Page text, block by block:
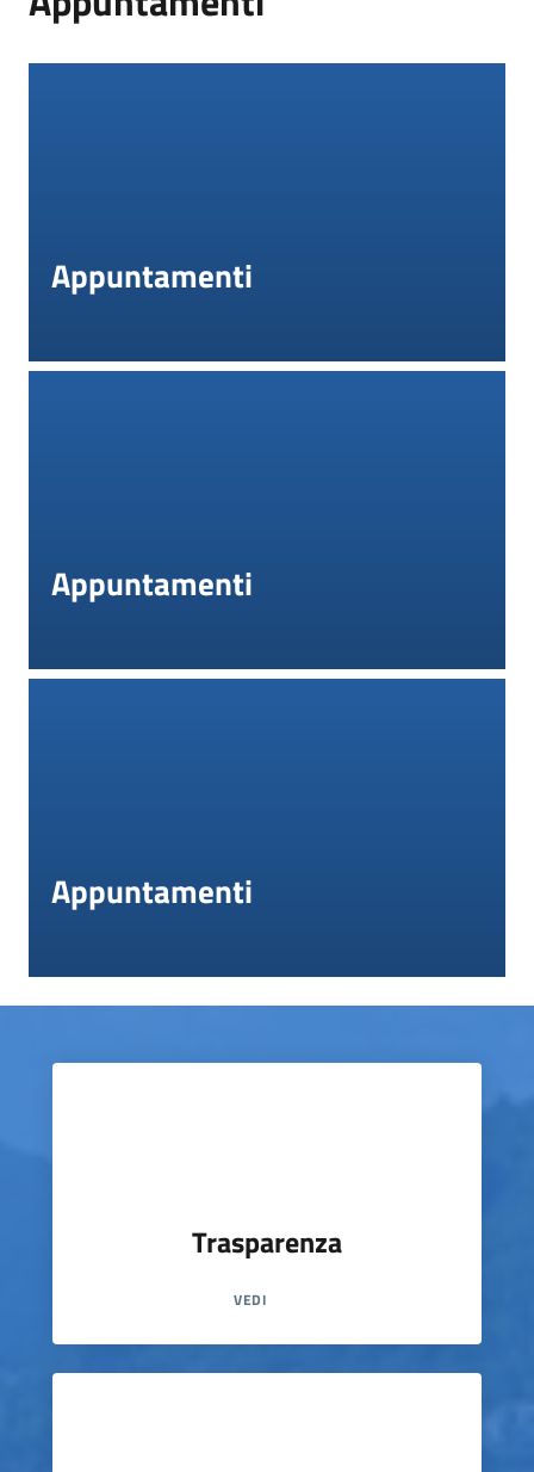
Appuntamenti
Appuntamenti
Appuntamenti
Trasparenza
VEDI